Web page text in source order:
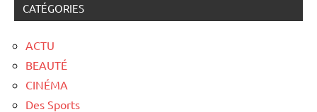
CATÉGORIES
ACTU
BEAUTÉ
CINÉMA
Des Sports